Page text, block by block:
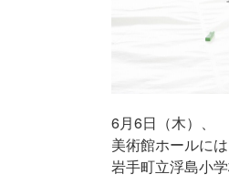
6月6日（木）、
美術館ホールには
岩手町立浮島小